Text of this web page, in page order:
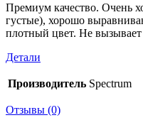
Премиум качество. Очень
густые), хорошо
плотный цвет. Не
Детали
Производитель Spectrum
Отзывы (0)